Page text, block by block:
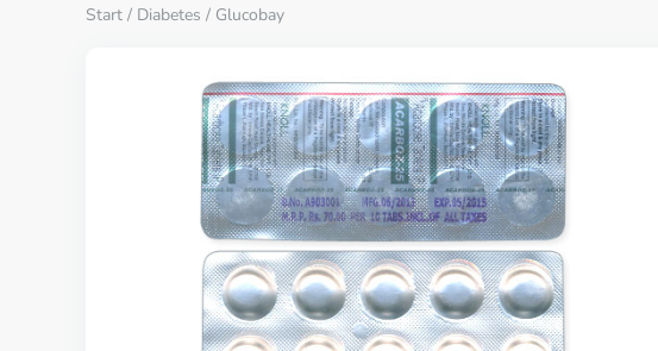
Start / Diabetes / Glucobay